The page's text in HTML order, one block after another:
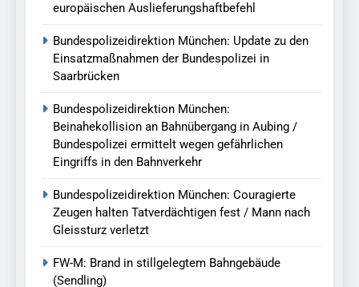
europäischen Auslieferungshaftbefehl
Bundespolizeidirektion München: Update zu den
Einsatzmaßnahmen der Bundespolizei in
Saarbrücken
Bundespolizeidirektion München:
Beinahekollision an Bahnübergang in Aubing /
Bundespolizei ermittelt wegen gefährlichen
Eingriffs in den Bahnverkehr
Bundespolizeidirektion München: Couragierte
Zeugen halten Tatverdächtigen fest / Mann nach
Gleissturz verletzt
FW-M: Brand in stillgelegtem Bahngebäude
(Sendling)